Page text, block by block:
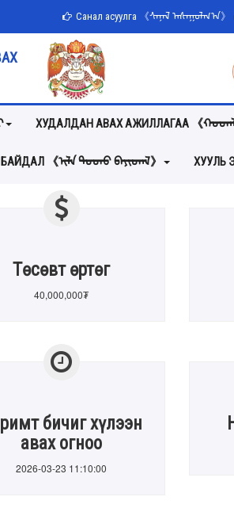
Санал асуулга 《ᠰᠠᠨᠠᠯ ᠠᠰᠠᠭᠤᠯᠭ᠎ᠠ》
ХУДАЛДАН АВАХ АЖИЛЛАГАА 《
《ᠢᠯᠡ ᠲᠣᠳᠣ ᠪᠠᠶᠢᠳᠠᠯ》 ХУУЛЬ
Төсөвт өртөг
40,000,000₮
бичиг хүлээн
авах огноо
2026-03-23 11:10:00